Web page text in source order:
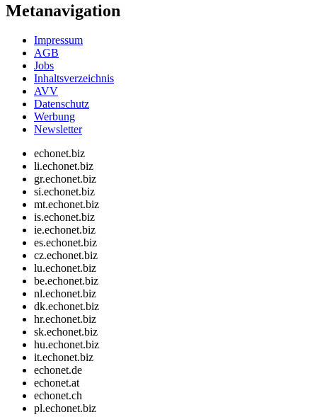
Metanavigation
Impressum
AGB
Jobs
Inhaltsverzeichnis
AVV
Datenschutz
Werbung
Newsletter
echonet.biz
li.echonet.biz
gr.echonet.biz
si.echonet.biz
mt.echonet.biz
is.echonet.biz
ie.echonet.biz
es.echonet.biz
cz.echonet.biz
lu.echonet.biz
be.echonet.biz
nl.echonet.biz
dk.echonet.biz
hr.echonet.biz
sk.echonet.biz
hu.echonet.biz
it.echonet.biz
echonet.de
echonet.at
echonet.ch
pl.echonet.biz